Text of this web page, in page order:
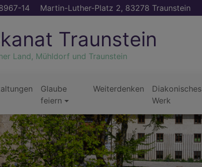
14 Martin-Luther-Platz 2, 83278 Traunstein
Traunstein
Land, Mühldorf und Traunstein
Glaube
feiern
Weiterdenken
Diakonisches
Werk